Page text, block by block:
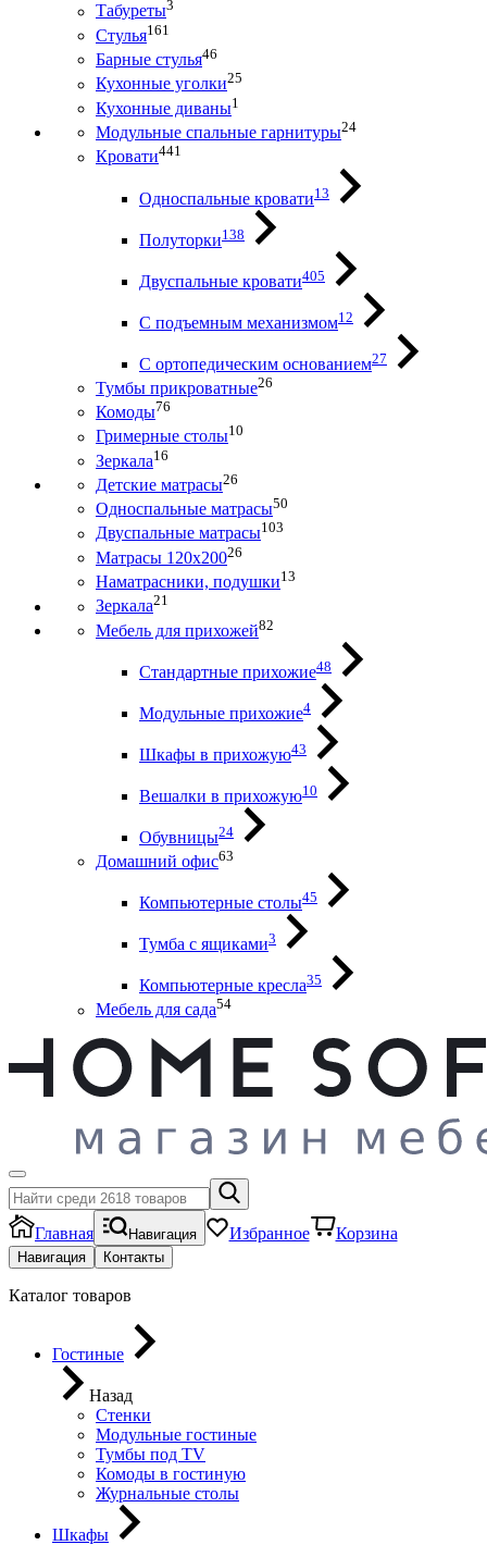
Табуреты3
Стулья161
Барные стулья46
Кухонные уголки25
Кухонные диваны1
Модульные спальные гарнитуры24
Кровати441
Односпальные кровати13
Полуторки138
Двуспальные кровати405
С подъемным механизмом12
С ортопедическим основанием27
Тумбы прикроватные26
Комоды76
Гримерные столы10
Зеркала16
Детские матрасы26
Односпальные матрасы50
Двуспальные матрасы103
Матрасы 120х20026
Наматрасники, подушки13
Зеркала21
Мебель для прихожей82
Стандартные прихожие48
Модульные прихожие4
Шкафы в прихожую43
Вешалки в прихожую10
Обувницы24
Домашний офис63
Компьютерные столы45
Тумба с ящиками3
Компьютерные кресла35
Мебель для сада54
Главная Навигация Избранное Корзина
Навигация Контакты
Каталог товаров
Гостиные
Назад
Стенки
Модульные гостиные
Тумбы под ТV
Комоды в гостиную
Журнальные столы
Шкафы